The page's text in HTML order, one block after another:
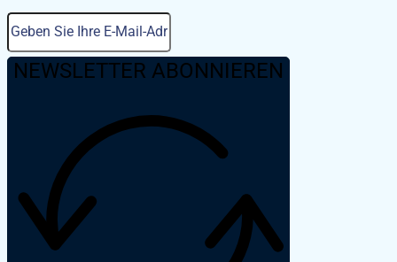
Römerzeit zurückreicht. Die Stadt war
bekannt und ein wichtiger Hafen des
Reiches. Heute können Besucher gut
beeindruckende Euphrasius-Basilika,
UNESCO-Weltkulturerbe gehört.
Kirche aus dem 6. Jahrhundert zeigt
außergewöhnliche Mosaike und
Zeugnis des reichen architektonischen
Poreč sind.
NEWSLETTER ABONNIEREN